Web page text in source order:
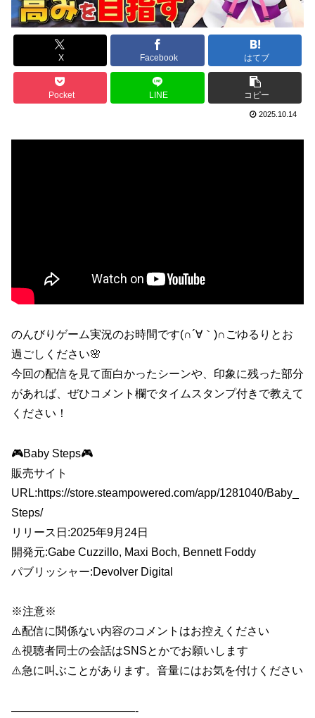
X Facebook はてブ
Pocket LINE コピー
2025.10.14
のんびりゲーム実況のお時間です(∩´∀｀)∩ごゆるりとお
過ごしください🌸
今回の配信を見て面白かったシーンや、印象に残った部分
があれば、ぜひコメント欄でタイムスタンプ付きで教えて
ください！
🎮Baby Steps🎮
販売サイト
URL:https://store.steampowered.com/app/1281040/Baby_
Steps/
リリース日:2025年9月24日
開発元:Gabe Cuzzillo, Maxi Boch, Bennett Foddy
パブリッシャー:Devolver Digital
※注意※
⚠️配信に関係ない内容のコメントはお控えください
⚠️視聴者同士の会話はSNSとかでお願いします
⚠️急に叫ぶことがあります。音量にはお気を付けください
———————————-